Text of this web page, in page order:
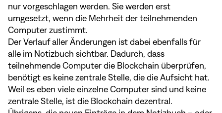
nur vorgeschlagen werden. Sie werden erst
umgesetzt, wenn die Mehrheit der teilnehmenden
Computer zustimmt.
Der Verlauf aller Änderungen ist dabei ebenfalls für
alle im Notizbuch sichtbar. Dadurch, dass
teilnehmende Computer die Blockchain überprüfen,
benötigt es keine zentrale Stelle, die die Aufsicht hat.
Weil es eben viele einzelne Computer sind und keine
zentrale Stelle, ist die Blockchain dezentral.